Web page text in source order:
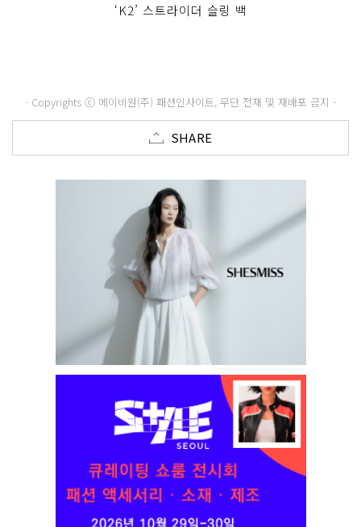
‘K2’ 스트라이더 슬링 백
- Copyrights ⓒ 메이비원(주) 패션인사이트, 무단 전재 및 재배포 금지 -
SHARE